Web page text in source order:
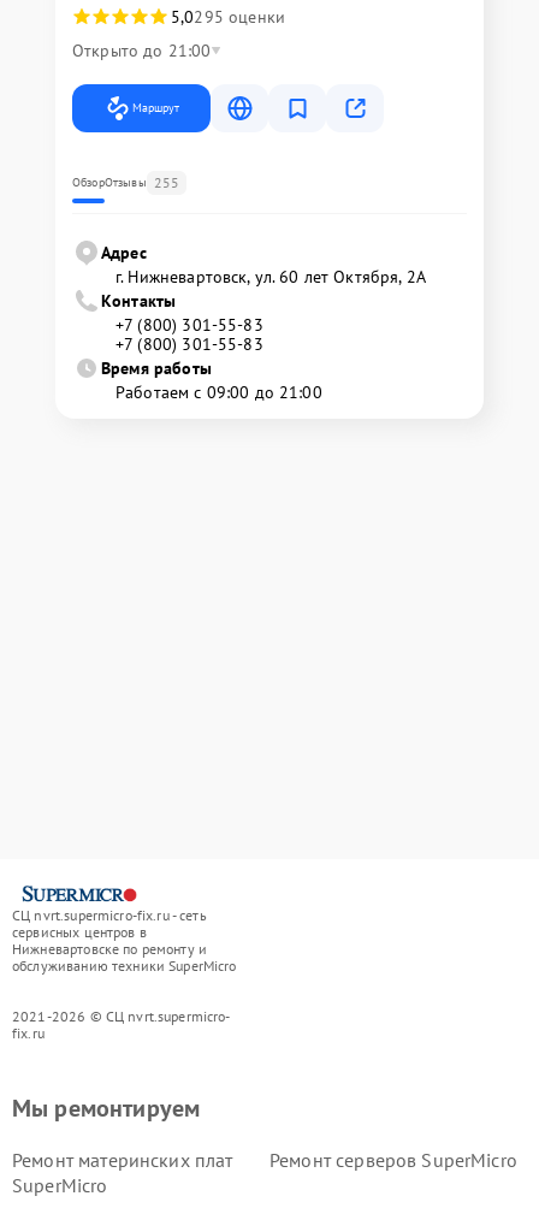
5,0295 оценки
Открыто до 21:00
Маршрут
ОбзорОтзывы 255
Адрес
г. Нижневартовск, ул. 60 лет Октября, 2А
Контакты
+7 (800) 301-55-83
+7 (800) 301-55-83
Время работы
Работаем с 09:00 до 21:00
СЦ nvrt.supermicro-fix.ru - сеть
сервисных центров в
Нижневартовске по ремонту и
обслуживанию техники SuperMicro
2021-2026 © СЦ nvrt.supermicro-
fix.ru
Мы ремонтируем
Ремонт материнских плат
SuperMicro
Ремонт серверов SuperMicro